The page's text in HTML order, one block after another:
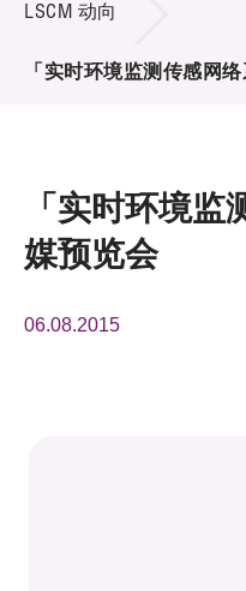
新闻中心
LSCM 动向
「实时环境监测传感网
「实时环境
媒预览会
06.08.2015